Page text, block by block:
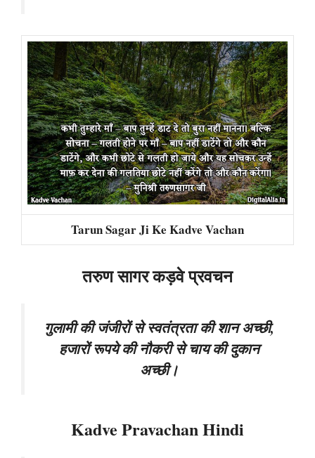
Tarun Sagar Ji Ke Kadve Vachan
तरुण सागर कड़वे प्रवचन
गुलामी की जंजीरों से स्वतंत्रता की शान अच्छी,
हजारों रूपये की नौकरी से चाय की दुकान
अच्छी।
Kadve Pravachan Hindi